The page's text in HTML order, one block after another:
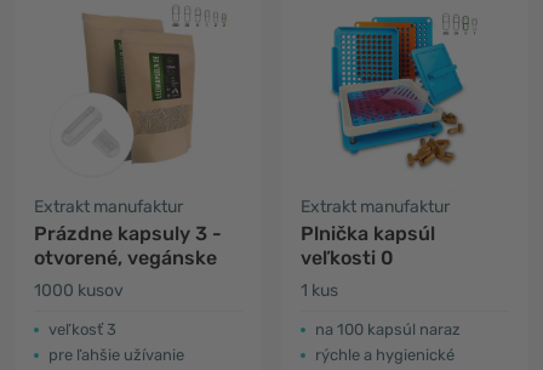
Extrakt manufaktur
Prázdne kapsuly 3 -
otvorené, vegánske
1000 kusov
veľkosť 3
pre ľahšie užívanie
Extrakt manufaktur
Plnička kapsúl
veľkosti 0
1 kus
na 100 kapsúl naraz
rýchle a hygienické